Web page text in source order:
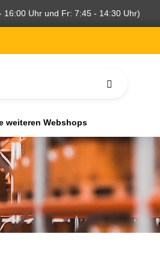
Uhr und Fr: 7:45 - 14:30 Uhr)
weiteren Webshops